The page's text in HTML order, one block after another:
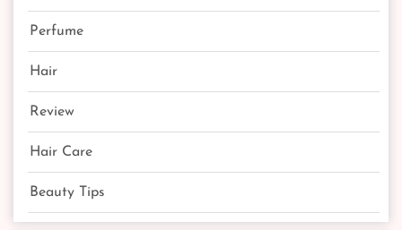
Perfume
Hair
Review
Hair Care
Beauty Tips